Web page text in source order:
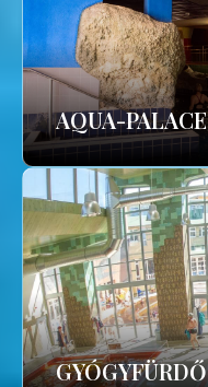
AQUA-PALACE
GYÓGYFÜRDŐ